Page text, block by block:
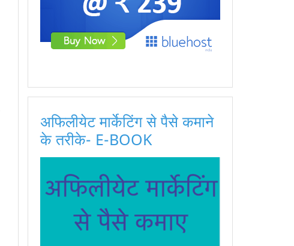
अफिलीयेट मार्केटिंग से पैसे कमाने
के तरीके- E-BOOK